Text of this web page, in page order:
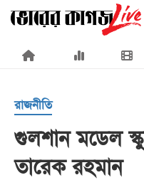
×
প্রচ্ছদ
রাজনীতি
গুলশান মডেল
তারেক রহমান